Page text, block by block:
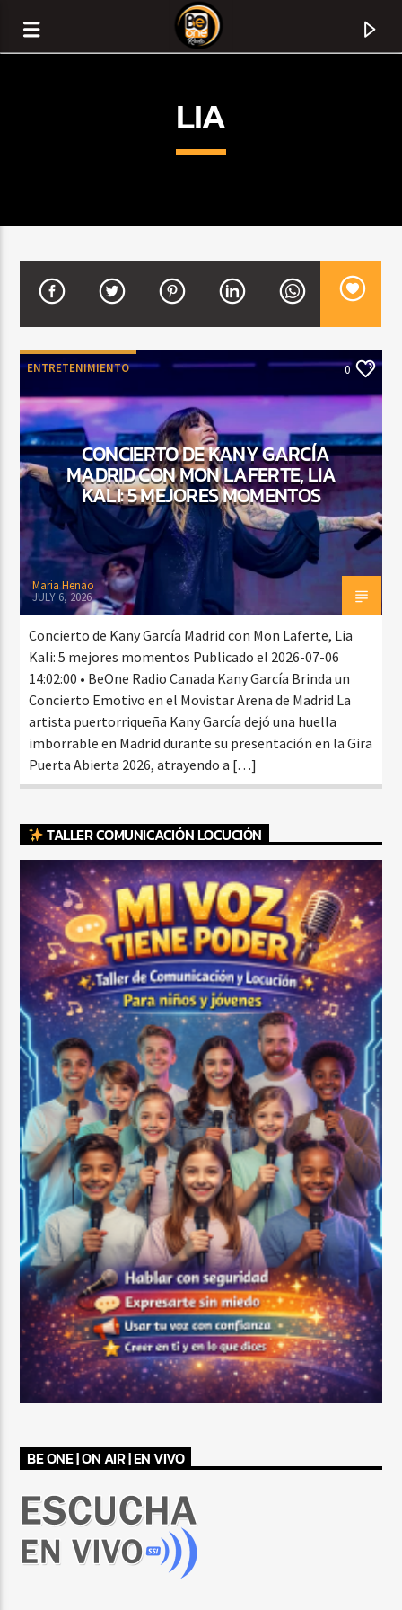
TITLE
CURRENT SHOW
BALADAS Y VALLENATO
2:00 PM 5:00 PM
LIA
ENTRETENIMIENTO 0
CONCIERTO DE KANY GARCÍA
MADRID CON MON LAFERTE, LIA
KALI: 5 MEJORES MOMENTOS
Maria Henao
JULY 6, 2026
Concierto de Kany García Madrid con Mon Laferte, Lia
Kali: 5 mejores momentos Publicado el 2026-07-06
14:02:00 • BeOne Radio Canada Kany García Brinda un
Concierto Emotivo en el Movistar Arena de Madrid La
artista puertorriqueña Kany García dejó una huella
imborrable en Madrid durante su presentación en la Gira
Puerta Abierta 2026, atrayendo a […]
TALLER COMUNICACIÓN LOCUCIÓN
BE ONE | ON AIR | EN VIVO